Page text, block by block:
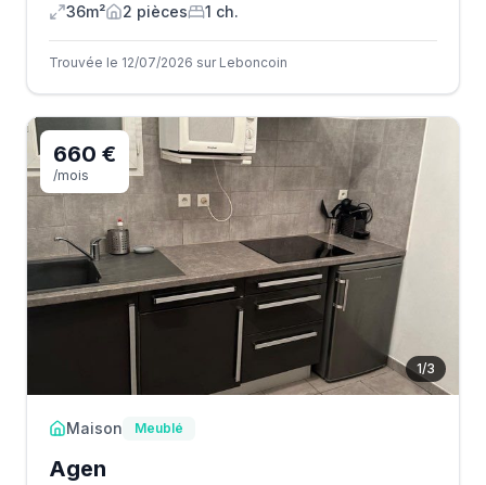
36m²
2 pièces 1 ch.
Trouvée le 12/07/2026 sur Leboncoin
1/3
660 €
/mois
Maison Meublé
Agen